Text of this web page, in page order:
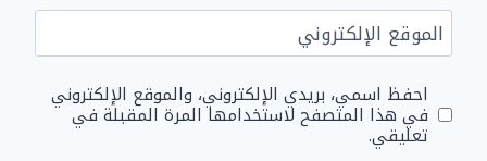
الموقع الإلكتروني
احفظ اسمي، بريدي الإلكتروني، والموقع الإلكتروني
في هذا المتصفح لاستخدامها المرة المقبلة في
تعليقي.